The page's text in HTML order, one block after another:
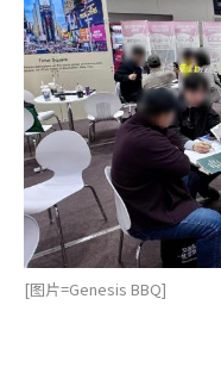
[图片=Genesis BBQ]